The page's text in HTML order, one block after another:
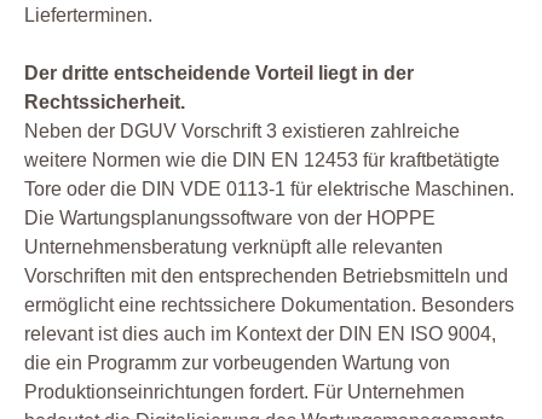
Lieferterminen.
Der dritte entscheidende Vorteil liegt in der
Rechtssicherheit.
Neben der DGUV Vorschrift 3 existieren zahlreiche
weitere Normen wie die DIN EN 12453 für kraftbetätigte
Tore oder die DIN VDE 0113-1 für elektrische Maschinen.
Die Wartungsplanungssoftware von der HOPPE
Unternehmensberatung verknüpft alle relevanten
Vorschriften mit den entsprechenden Betriebsmitteln und
ermöglicht eine rechtssichere Dokumentation. Besonders
relevant ist dies auch im Kontext der DIN EN ISO 9004,
die ein Programm zur vorbeugenden Wartung von
Produktionseinrichtungen fordert. Für Unternehmen